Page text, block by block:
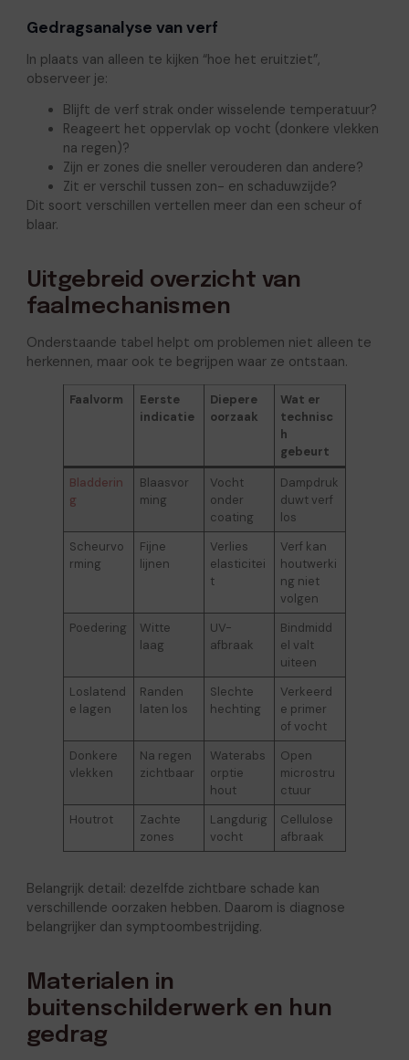
Gedragsanalyse van verf
In plaats van alleen te kijken “hoe het eruitziet”,
observeer je:
Blijft de verf strak onder wisselende temperatuur?
Reageert het oppervlak op vocht (donkere vlekken
na regen)?
Zijn er zones die sneller verouderen dan andere?
Zit er verschil tussen zon- en schaduwzijde?
Dit soort verschillen vertellen meer dan een scheur of
blaar.
Uitgebreid overzicht van
faalmechanismen
Onderstaande tabel helpt om problemen niet alleen te
herkennen, maar ook te begrijpen waar ze ontstaan.
Faalvorm
Eerste
indicatie
Diepere
oorzaak
Wat er
technisc
h
gebeurt
Bladderin
g
Blaasvor
ming
Vocht
onder
coating
Dampdruk
duwt verf
los
Scheurvo
rming
Fijne
lijnen
Verlies
elasticitei
t
Verf kan
houtwerki
ng niet
volgen
Poedering
Witte
laag
UV-
afbraak
Bindmidd
el valt
uiteen
Loslatend
e lagen
Randen
laten los
Slechte
hechting
Verkeerd
e primer
of vocht
Donkere
vlekken
Na regen
zichtbaar
Waterabs
orptie
hout
Open
microstru
ctuur
Houtrot
Zachte
zones
Langdurig
vocht
Cellulose
afbraak
Belangrijk detail: dezelfde zichtbare schade kan
verschillende oorzaken hebben. Daarom is diagnose
belangrijker dan symptoombestrijding.
Materialen in
buitenschilderwerk en hun
gedrag